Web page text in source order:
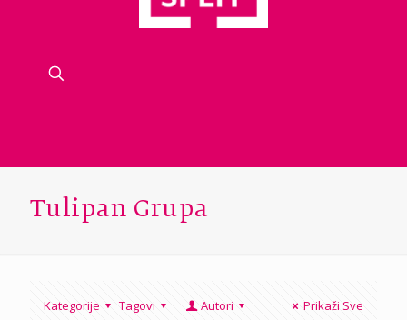
Tulipan Grupa
Kategorije Tagovi Autori Prikaži Sve